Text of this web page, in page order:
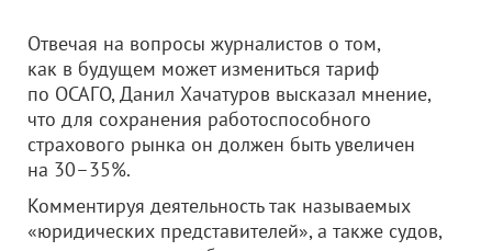
Отвечая на вопросы журналистов о том,
как в будущем может измениться тариф
по ОСАГО, Данил Хачатуров высказал мнение,
что для сохранения работоспособного
страхового рынка он должен быть увеличен
на 30–35%.
Комментируя деятельность так называемых
«юридических представителей», а также судов,